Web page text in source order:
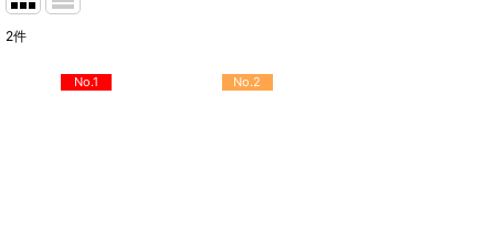
2件
No.1 No.2